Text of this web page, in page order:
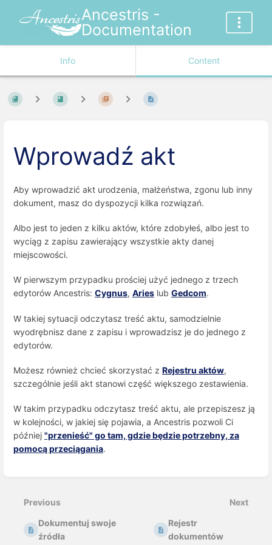
Ancestris -
Documentation
Info Content
Wprowadź akt
Aby wprowadzić akt urodzenia, małżeństwa, zgonu lub inny
dokument, masz do dyspozycji kilka rozwiązań.
Albo jest to jeden z kilku aktów, które zdobyłeś, albo jest to
wyciąg z zapisu zawierający wszystkie akty danej
miejscowości.
W pierwszym przypadku prościej użyć jednego z trzech
edytorów Ancestris: Cygnus, Aries lub Gedcom.
W takiej sytuacji odczytasz treść aktu, samodzielnie
wyodrębnisz dane z zapisu i wprowadzisz je do jednego z
edytorów.
Możesz również chcieć skorzystać z Rejestru aktów,
szczególnie jeśli akt stanowi część większego zestawienia.
W takim przypadku odczytasz treść aktu, ale przepiszesz ją
w kolejności, w jakiej się pojawia, a Ancestris pozwoli Ci
później "przenieść" go tam, gdzie będzie potrzebny, za
pomocą przeciągania.
mode
Previous
Dokumentuj swoje
źródła
Next
Rejestr
dokumentów